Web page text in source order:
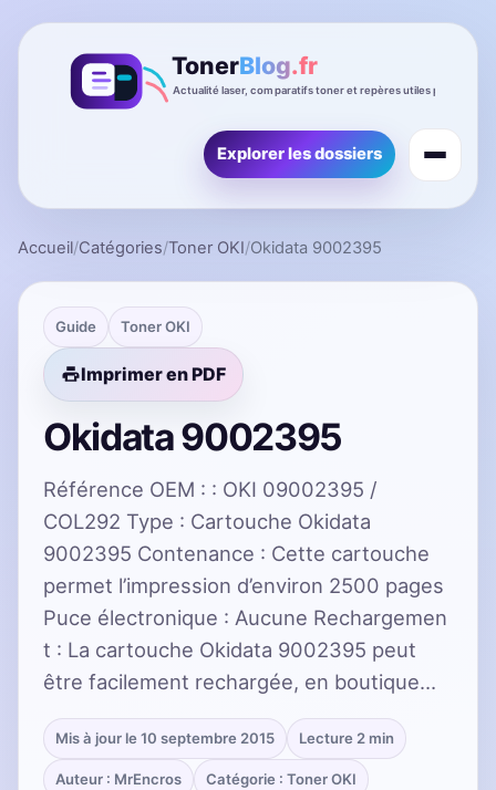
Explorer les dossiers
Accueil/Catégories/Toner OKI/Okidata 9002395
Guide Toner OKI
Imprimer en PDF
Okidata 9002395
Référence OEM : : OKI 09002395 /
COL292 Type : Cartouche Okidata
9002395 Contenance : Cette cartouche
permet l’impression d’environ 2500 pages
Puce électronique : Aucune Rechargemen
t : La cartouche Okidata 9002395 peut
être facilement rechargée, en boutique…
Mis à jour le 10 septembre 2015 Lecture 2 min
Auteur : MrEncros Catégorie : Toner OKI